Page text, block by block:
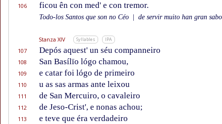
106 ficou ên con med' e con tremor.
Todo-los Santos que son no Céo de servir muito han gran
Stanza XIV Syllables IPA
107 Depós aquest' un séu companneiro
108 San Basílïo lógo chamou,
109 e catar foi lógo de primeiro
110 u as sas armas ante leixou
111 de San Mercuiro, o cavaleiro
112 de Jeso-Crist', e nonas achou;
113 e teve que éra verdadeiro